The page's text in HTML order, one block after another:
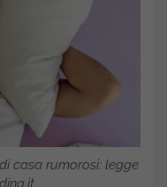
casa rumorosi: legge